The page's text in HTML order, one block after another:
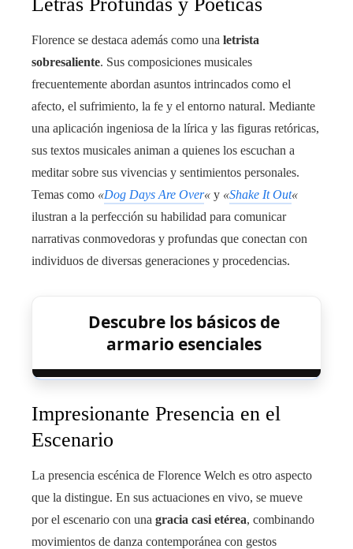
Florence se destaca además como una letrista
sobresaliente. Sus composiciones musicales
frecuentemente abordan asuntos intrincados como el
afecto, el sufrimiento, la fe y el entorno natural. Mediante
una aplicación ingeniosa de la lírica y las figuras retóricas,
sus textos musicales animan a quienes los escuchan a
meditar sobre sus vivencias y sentimientos personales.
Temas como «Dog Days Are Over« y «Shake It Out«
ilustran a la perfección su habilidad para comunicar
narrativas conmovedoras y profundas que conectan con
individuos de diversas generaciones y procedencias.
Descubre los básicos de
armario esenciales
Impresionante Presencia en el
Escenario
La presencia escénica de Florence Welch es otro aspecto
que la distingue. En sus actuaciones en vivo, se mueve
por el escenario con una gracia casi etérea, combinando
movimientos de danza contemporánea con gestos